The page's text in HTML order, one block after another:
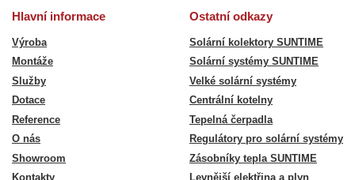
Hlavní informace
Výroba
Montáže
Služby
Dotace
Reference
O nás
Showroom
Kontakty
Ostatní odkazy
Solární kolektory SUNTIME
Solární systémy SUNTIME
Velké solární systémy
Centrální kotelny
Tepelná čerpadla
Regulátory pro solární systémy
Zásobníky tepla SUNTIME
Levnější elektřina a plyn